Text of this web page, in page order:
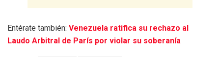
Entérate también: Venezuela ratifica su rechazo al
Laudo Arbitral de París por violar su soberanía